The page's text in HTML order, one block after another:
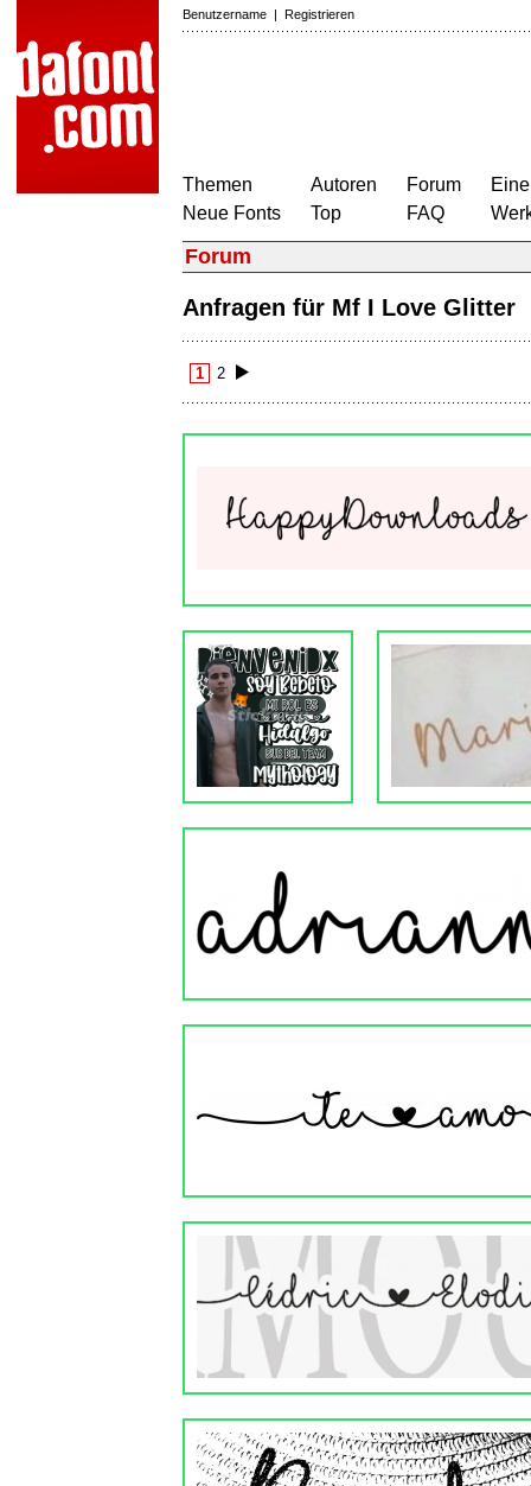
Benutzername | Registrieren
Themen
Neue Fonts
Autoren
Top
Forum
FAQ
Forum
Anfragen für Mf I Love Glitter
1 2